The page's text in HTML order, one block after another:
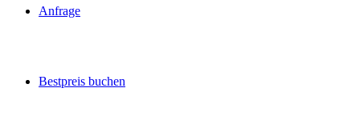
Anfrage
Bestpreis buchen